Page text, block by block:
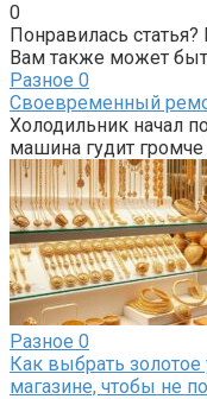
0
Понравилась
Вам также может
Разное 0
Своевременный
Холодильник начал
машина гудит громче
Разное 0
Как выбрать
магазине, чтобы не